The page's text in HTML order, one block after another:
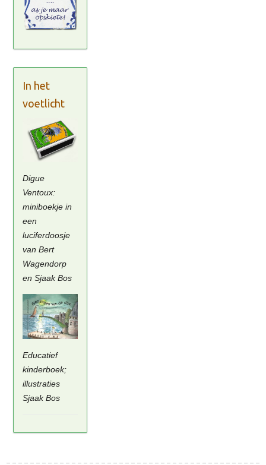
In het
voetlicht
Digue
Ventoux:
miniboekje in
een
luciferdoosje
van Bert
Wagendorp
en Sjaak Bos
Educatief
kinderboek;
illustraties
Sjaak Bos